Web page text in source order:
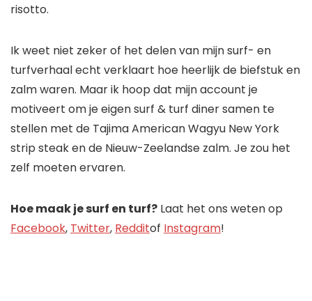
risotto.
Ik weet niet zeker of het delen van mijn surf- en
turfverhaal echt verklaart hoe heerlijk de biefstuk en
zalm waren. Maar ik hoop dat mijn account je
motiveert om je eigen surf & turf diner samen te
stellen met de Tajima American Wagyu New York
strip steak en de Nieuw-Zeelandse zalm. Je zou het
zelf moeten ervaren.
Hoe maak je surf en turf? Laat het ons weten op
Facebook, Twitter, Redditof Instagram!